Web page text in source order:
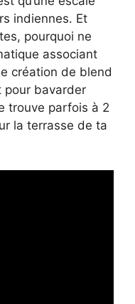
indiennes. Et
pourquoi ne
associant
création de blend
pour bavarder
trouve parfois à 2
la terrasse de ta